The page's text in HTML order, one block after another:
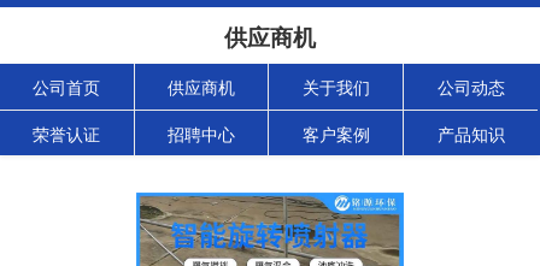
供应商机
公司首页 供应商机 关于我们 公司动态
荣誉认证 招聘中心 客户案例 产品知识